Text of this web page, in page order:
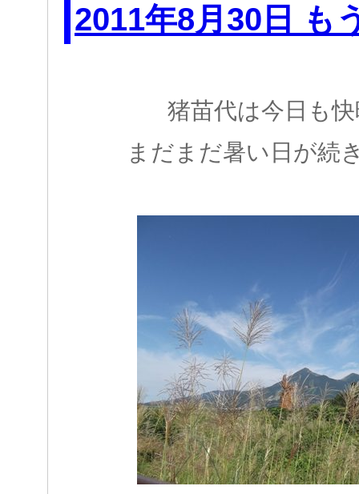
2011年8月30日 も
猪苗代は今日も
まだまだ暑い日が続